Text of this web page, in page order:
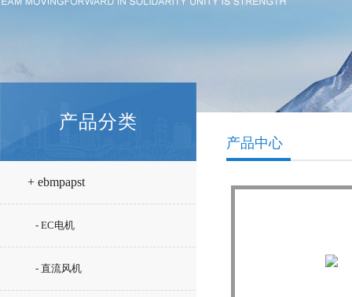
产品分类
+ ebmpapst
- EC电机
- 直流风机
产品中心